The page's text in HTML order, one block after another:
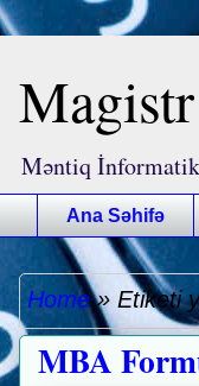
Məntiq
Ana Səhifə
Home» Etiketi
MBA